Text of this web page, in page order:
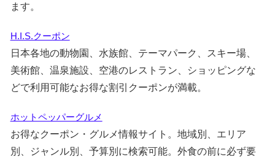
ます。
H.I.S.クーポン
日本各地の動物園、水族館、テーマパーク、スキー場、
美術館、温泉施設、空港のレストラン、ショッピングな
どで利用可能なお得な割引クーポンが満載。
ホットペッパーグルメ
お得なクーポン・グルメ情報サイト。地域別、エリア
別、ジャンル別、予算別に検索可能。外食の前に必ず要